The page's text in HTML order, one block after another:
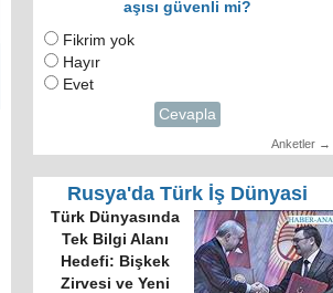
aşısı güvenli mi?
Fikrim yok
Hayır
Evet
Cevapla
Anketler →
Rusya'da Türk İş Dünyasi
Türk Dünyasında
Tek Bilgi Alanı
Hedefi: Bişkek
Zirvesi ve Yeni